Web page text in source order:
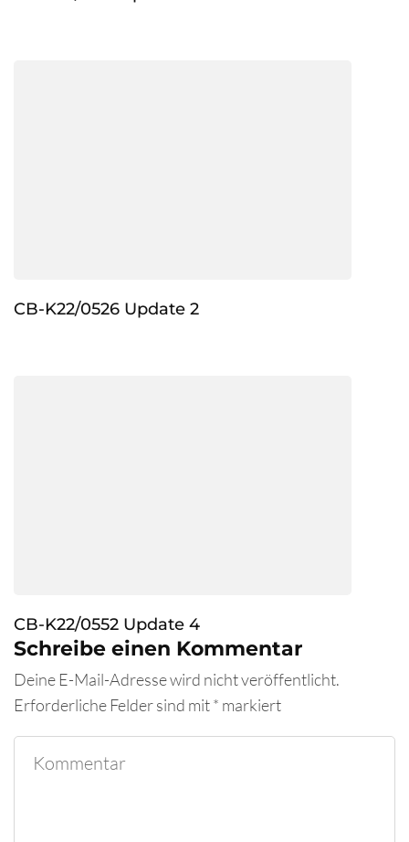
CB-K22/0526 Update 2
CB-K22/0552 Update 4
Schreibe einen Kommentar
Deine E-Mail-Adresse wird nicht veröffentlicht.
Erforderliche Felder sind mit* markiert